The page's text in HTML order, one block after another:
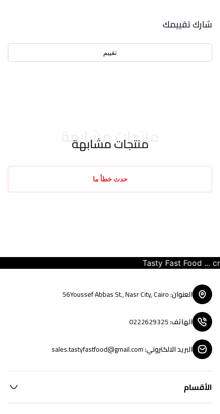
شارك تقييمك
تقييم
منتجات مشابهة
منتجات مشابهة
حدث خطأ ما
Tasty Fast Food ...
العنوان:
56Youssef Abbas St., Nasr City, Cairo
الهاتف:
0222629325
البريد الالكتروني:
sales.tastyfastfood@gmail.com
الأقسام